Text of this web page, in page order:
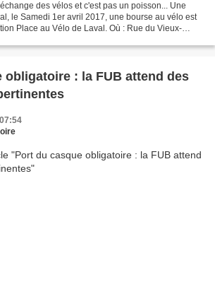
des vélos et c'est pas un poisson... Une
le Samedi 1er avril 2017, une bourse au vélo est
Place au Vélo de Laval. Où : Rue du Vieux-
obligatoire : la FUB attend des